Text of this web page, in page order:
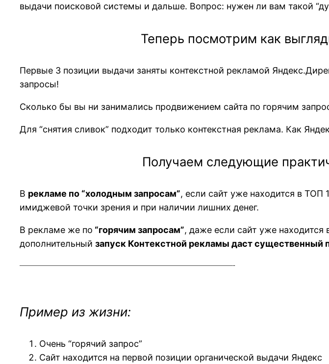
выдачи поисковой системы и дальше. Вопрос: нужен ли вам такой
Теперь посмотрим как
Первые 3 позиции выдачи заняты контекстной рекламой
запросы!
Сколько бы вы ни занимались продвижением сайта по горячим
Для “снятия сливок” подходит только контекстная реклама. Как
Получаем следующие
В рекламе по “холодным запросам”, если сайт уже находится в
имиджевой точки зрения и при наличии лишних денег.
В рекламе же по “горячим запросам”, даже если сайт уже
дополнительный запуск Контекстной рекламы даст существенный
—————————————————————————————-
Пример из жизни:
Очень “горячий запрос”
Сайт находится на первой позиции органической выдачи Яндекс